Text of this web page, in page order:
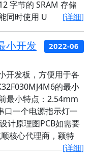
字节的 SRAM 存储
同时使用 U
[详细]
2022-06
小开发
开发板，方便用于各
的最小
最小特点：2.54mm
口一个电源指示灯一
计原理图PCB如需要
核心代理商，颖特
[详细]